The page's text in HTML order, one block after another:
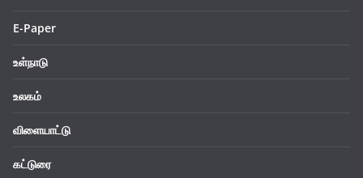
E-Paper
உள்நாடு
உலகம்
விளையாட்டு
கட்டுரை